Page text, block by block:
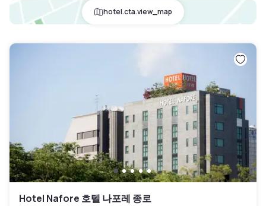
hotel.cta.view_map
Hotel Nafore 호텔 나포레 종로